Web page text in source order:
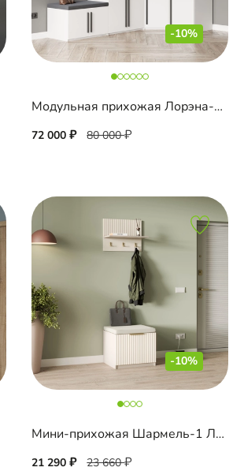
-10%
Модульная прихожая Лорэна-2 угловая
72 000 80 000
-10%
Мини-прихожая Шармель-1 Лайф
21 290 23 660